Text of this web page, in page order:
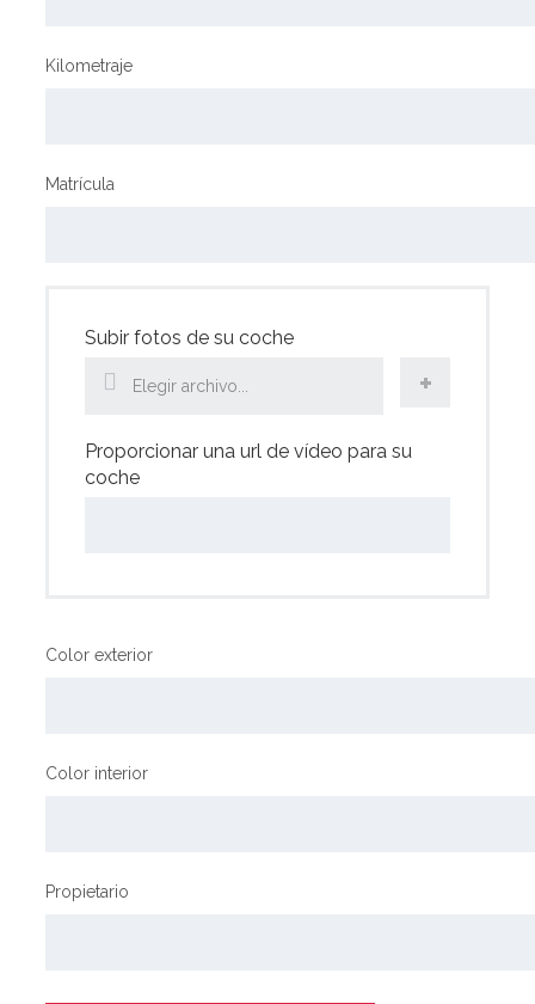
Kilometraje
Matrícula
Subir fotos de su coche
Elegir archivo...
Proporcionar una url de vídeo para su
coche
Color exterior
Color interior
Propietario